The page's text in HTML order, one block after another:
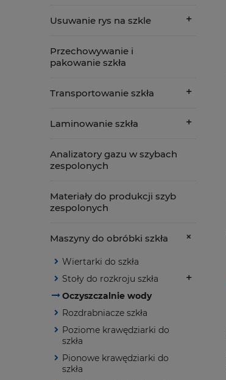
Usuwanie rys na szkle
Przechowywanie i
pakowanie szkła
Transportowanie szkła
Laminowanie szkła
Analizatory gazu w szybach
zespolonych
Materiały do produkcji szyb
zespolonych
Maszyny do obróbki szkła
Wiertarki do szkła
Stoły do rozkroju szkła
Oczyszczalnie wody
Rozdrabniacze szkła
Poziome krawędziarki do
szkła
Pionowe krawędziarki do
szkła